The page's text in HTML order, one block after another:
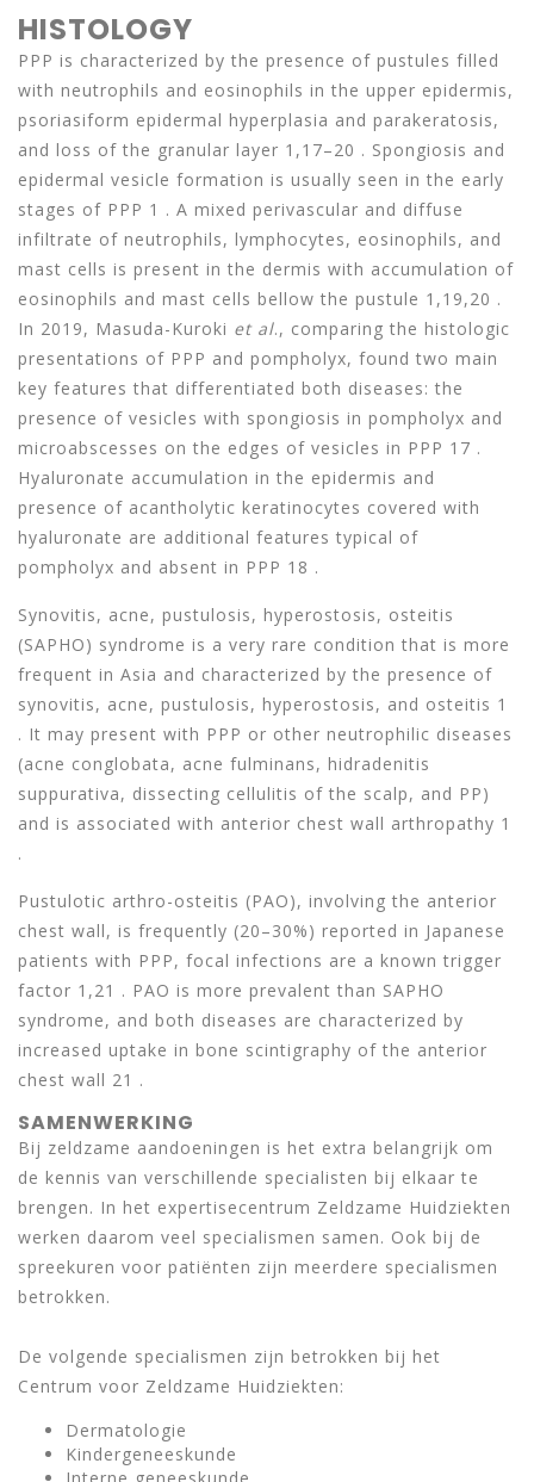
HISTOLOGY
PPP is characterized by the presence of pustules filled
with neutrophils and eosinophils in the upper epidermis,
psoriasiform epidermal hyperplasia and parakeratosis,
and loss of the granular layer 1,17–20 . Spongiosis and
epidermal vesicle formation is usually seen in the early
stages of PPP 1 . A mixed perivascular and diffuse
infiltrate of neutrophils, lymphocytes, eosinophils, and
mast cells is present in the dermis with accumulation of
eosinophils and mast cells bellow the pustule 1,19,20 .
In 2019, Masuda-Kuroki et al., comparing the histologic
presentations of PPP and pompholyx, found two main
key features that differentiated both diseases: the
presence of vesicles with spongiosis in pompholyx and
microabscesses on the edges of vesicles in PPP 17 .
Hyaluronate accumulation in the epidermis and
presence of acantholytic keratinocytes covered with
hyaluronate are additional features typical of
pompholyx and absent in PPP 18 .
Synovitis, acne, pustulosis, hyperostosis, osteitis
(SAPHO) syndrome is a very rare condition that is more
frequent in Asia and characterized by the presence of
synovitis, acne, pustulosis, hyperostosis, and osteitis 1
. It may present with PPP or other neutrophilic diseases
(acne conglobata, acne fulminans, hidradenitis
suppurativa, dissecting cellulitis of the scalp, and PP)
and is associated with anterior chest wall arthropathy 1
.
Pustulotic arthro-osteitis (PAO), involving the anterior
chest wall, is frequently (20–30%) reported in Japanese
patients with PPP, focal infections are a known trigger
factor 1,21 . PAO is more prevalent than SAPHO
syndrome, and both diseases are characterized by
increased uptake in bone scintigraphy of the anterior
chest wall 21 .
SAMENWERKING
Bij zeldzame aandoeningen is het extra belangrijk om
de kennis van verschillende specialisten bij elkaar te
brengen. In het expertisecentrum Zeldzame Huidziekten
werken daarom veel specialismen samen. Ook bij de
spreekuren voor patiënten zijn meerdere specialismen
betrokken.
De volgende specialismen zijn betrokken bij het
Centrum voor Zeldzame Huidziekten:
Dermatologie
Kindergeneeskunde